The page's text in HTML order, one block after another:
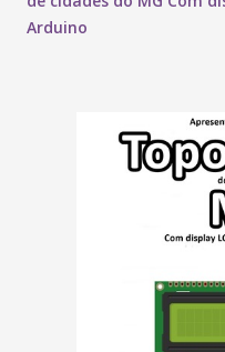
Arduino